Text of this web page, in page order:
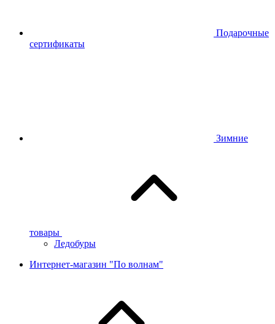
Подарочные
сертификаты
Зимние
товары
Ледобуры
Интернет-магазин "По волнам"